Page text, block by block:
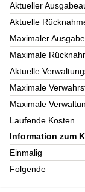
Aktueller
Aktuelle
Maximaler
Maximale
Aktuelle
Maximale
Maximale
Laufende Kosten
Information zum
Einmalig
Folgende